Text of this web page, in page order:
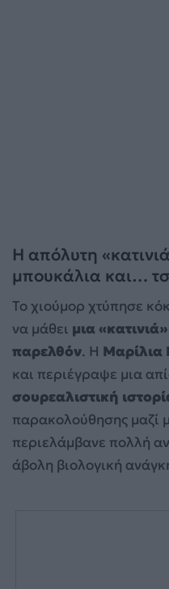
Η απόλυτη
μπουκάλια και…
Το χιούμορ χτύπησε
να μάθει μια
παρελθόν. Η
και περιέγραψε μια
σουρεαλιστική
παρακολούθησης μαζί
περιελάμβανε πολλή
άβολη βιολογική